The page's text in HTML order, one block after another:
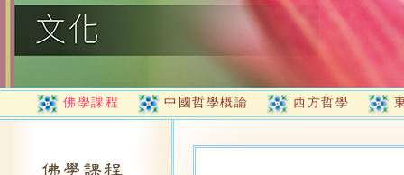
佛學課程 中國哲學概論 西方哲學